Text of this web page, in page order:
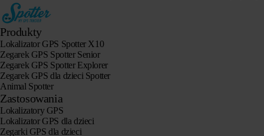
Produkty
Lokalizator GPS Spotter X10
Zegarek GPS Spotter Senior
Zegarek GPS Spotter Explorer
Zegarek GPS dla dzieci Spotter
Animal Spotter
Zastosowania
Lokalizatory GPS
Lokalizator GPS dla dzieci
Zegarki GPS dla dzieci